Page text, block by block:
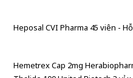
Heposal CVI Pharma 45 viên -
Hemetrex Cap 2mg